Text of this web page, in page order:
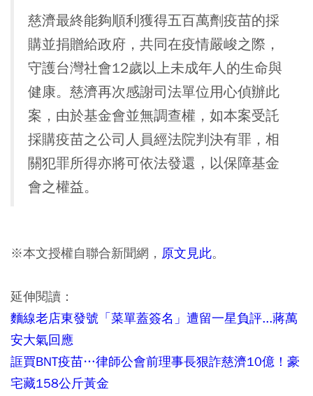
慈濟最終能夠順利獲得五百萬劑疫苗的採
購並捐贈給政府，共同在疫情嚴峻之際，
守護台灣社會12歲以上未成年人的生命與
健康。慈濟再次感謝司法單位用心偵辦此
案，由於基金會並無調查權，如本案受託
採購疫苗之公司人員經法院判決有罪，相
關犯罪所得亦將可依法發還，以保障基金
會之權益。
※本文授權自聯合新聞網， 原文見此。
延伸閱讀：
麵線老店東發號「菜單蓋簽名」遭留一星負評...蔣萬
安大氣回應
誆買BNT疫苗…律師公會前理事長狠詐慈濟10億！豪
宅藏158公斤黃金